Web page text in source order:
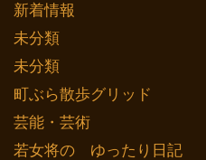
新着情報
未分類
未分類
町ぶら散歩グリッド
芸能・芸術
若女将の ゆったり日記